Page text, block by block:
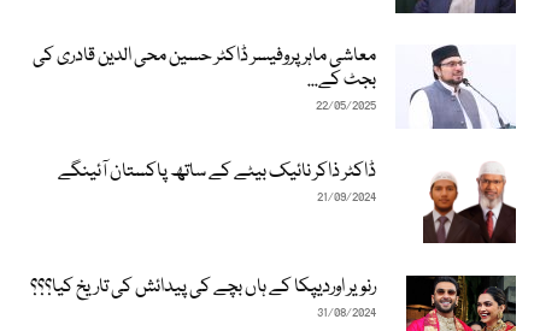
معاشی ماہر پروفیسر ڈاکٹر حسین محی الدین قادری کی
بجٹ کے...
22/05/2025
ڈاکٹر ذاکر نائیک بیٹے کے ساتھ پاکستان آئینگے
21/09/2024
رنویر اوردیپکا کے ہاں بچے کی پیدائش کی تاریخ کیا؟؟؟
31/08/2024